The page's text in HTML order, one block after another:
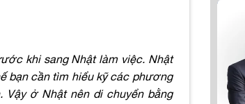
khi sang Nhật làm việc. Nhật
bạn cần tìm hiểu kỹ các phương
ở Nhật nên di chuyển bằng